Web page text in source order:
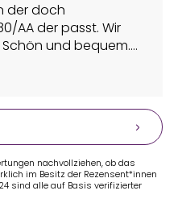
der doch
AA der passt. Wir
und bequem.
nachvollziehen, ob das
im Besitz der Rezensent*innen
sind alle auf Basis verifizierter